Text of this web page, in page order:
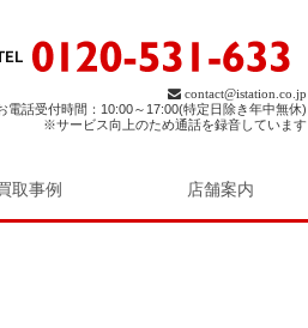
contact@istation.co.jp
電話受付時間：10:00～17:00(特定日除き年中無休)
※サービス向上のため通話を録音しています
取事例 店舗案内